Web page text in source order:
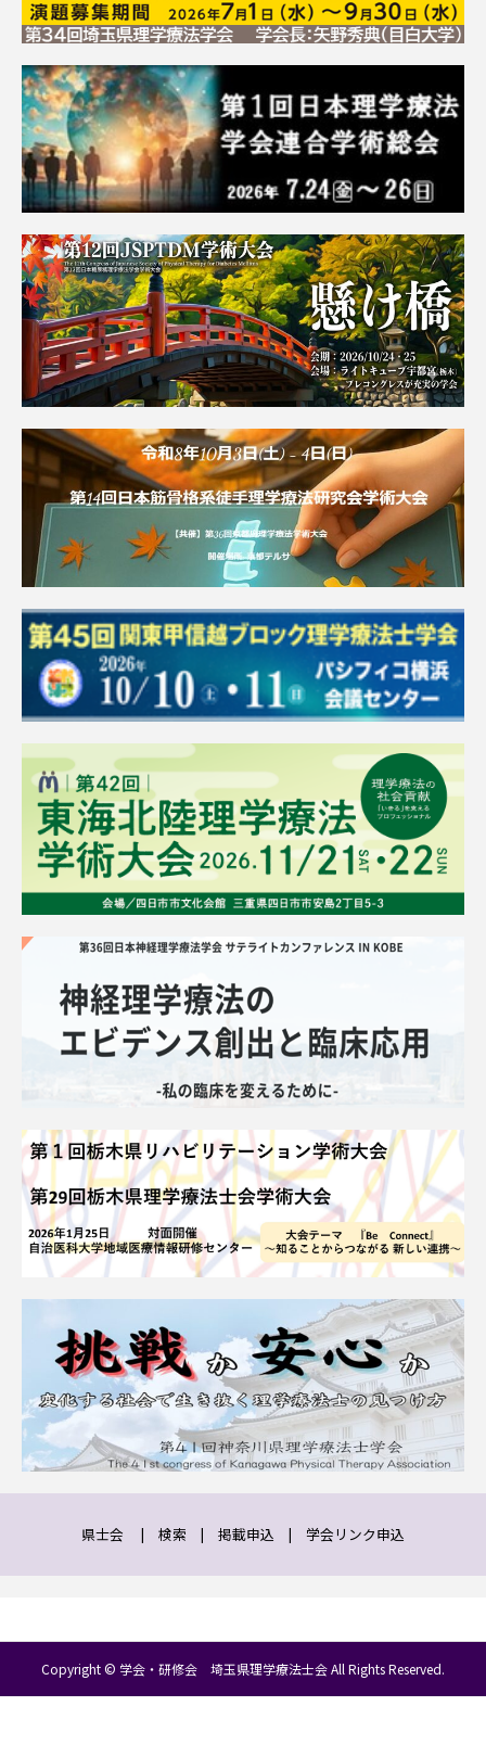
県士会 | 検索 | 掲載申込 | 学会リンク申込
Copyright © 学会・研修会 埼玉県理学療法士会 All Rights Reserved.